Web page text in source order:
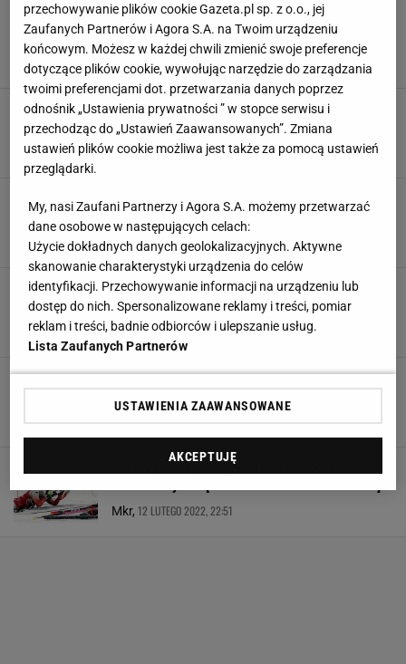
Znakomity występ polskiej biathlonistki na
igrzyskach!
Dominik Stachowiak, 14 LUTEGO 2026, 15:55
Polska biathlonistka usłyszała diagnozę.
Dramat tuż przed startem sezonu
Seweryn Czernek,9 LISTOPADA 2023, 13:44
Dramat Kamili Żuk. "Jeden z trudniejszych
momentów"
Aleksander Bernard,10 SIERPNIA 2023, 18:56
Dramat w Anterselvie. Kompromitacja Polek w
ostatnim teście przed MŚ
Dawid Gruntkowski,22 STYCZNIA 2023, 14:34
Justyna Kowalczyk zaczyna rewolucję.
Torgensen na ratunek, działa na "zgliszczach"
Mateusz Król,20 KWIETNIA 2022, 20:25
Polacy powalczą o medale IO w dwóch
Mkr, 12 LUTEGO 2022, 22:51
przechowywanie plików cookie Gazeta.pl sp. z o.o., jej
Zaufanych Partnerów i Agora S.A. na Twoim urządzeniu
końcowym. Możesz w każdej chwili zmienić swoje preferencje
dotyczące plików cookie, wywołując narzędzie do zarządzania
twoimi preferencjami dot. przetwarzania danych poprzez
odnośnik „Ustawienia prywatności ” w stopce serwisu i
przechodząc do „Ustawień Zaawansowanych”. Zmiana
ustawień plików cookie możliwa jest także za pomocą ustawień
przeglądarki.
My, nasi Zaufani Partnerzy i Agora S.A. możemy przetwarzać
dane osobowe w następujących celach:
Użycie dokładnych danych geolokalizacyjnych. Aktywne
skanowanie charakterystyki urządzenia do celów
identyfikacji. Przechowywanie informacji na urządzeniu lub
dostęp do nich. Spersonalizowane reklamy i treści, pomiar
reklam i treści, badnie odbiorców i ulepszanie usług.
Lista Zaufanych Partnerów
USTAWIENIA ZAAWANSOWANE
AKCEPTUJĘ